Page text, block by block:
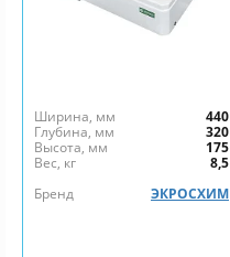
Ширина, мм
440
Глубина, мм
320
Высота, мм
175
Вес, кг
8,5
Бренд
ЭКРОСХИМ